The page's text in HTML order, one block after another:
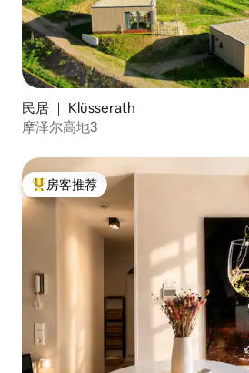
民居 ｜ Klüsserath
摩泽尔高地3
热门「房客推荐」
房客推荐